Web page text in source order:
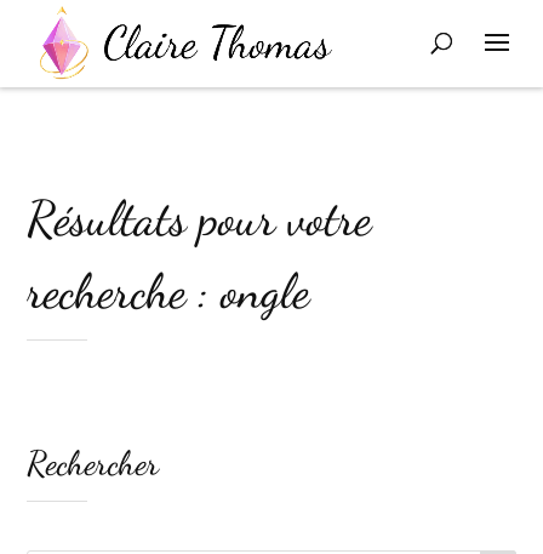
Résultats pour votre
recherche : ongle
Rechercher